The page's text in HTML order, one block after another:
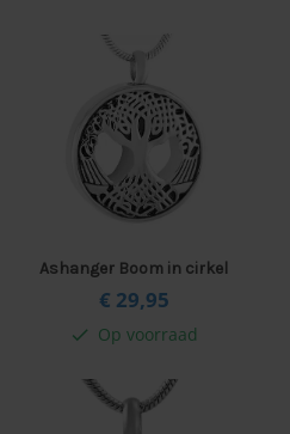
Ashanger Boom in cirkel
€ 29,95
check Op voorraad